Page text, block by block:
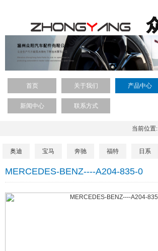
首页 关于我们 产品中心
新闻中心 联系方式
当前位置:
奥迪 宝马 奔驰 福特 日系
MERCEDES-BENZ----A204-835-0